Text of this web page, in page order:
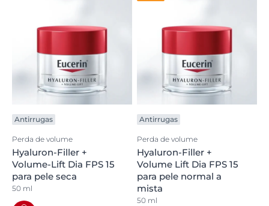
Antirrugas
Perda de volume
Hyaluron-Filler +
Volume-Lift Dia FPS 15
para pele seca
50 ml
Antirrugas
Perda de volume
Hyaluron-Filler +
Volume Lift Dia FPS 15
para pele normal a
mista
50 ml